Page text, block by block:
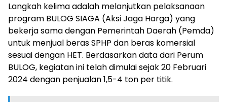
Langkah kelima adalah melanjutkan pelaksanaan
program BULOG SIAGA (Aksi Jaga Harga) yang
bekerja sama dengan Pemerintah Daerah (Pemda)
untuk menjual beras SPHP dan beras komersial
sesuai dengan HET. Berdasarkan data dari Perum
BULOG, kegiatan ini telah dimulai sejak 20 Februari
2024 dengan penjualan 1,5-4 ton per titik.